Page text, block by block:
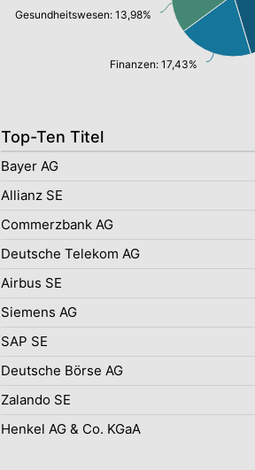
Finanzen: 17,43%
Gesundheitswesen: 13,98%
Top-Ten Titel
Bayer AG
Allianz SE
Commerzbank AG
Deutsche Telekom AG
Airbus SE
Siemens AG
SAP SE
Deutsche Börse AG
Zalando SE
Henkel AG & Co. KGaA